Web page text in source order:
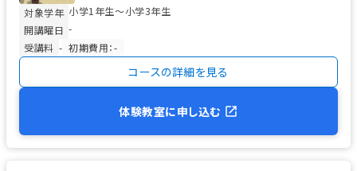
対象学年 小学1年生〜小学3年生
開講曜日 -
受講料 - 初期費用：-
コースの詳細を見る
体験教室に申し込む